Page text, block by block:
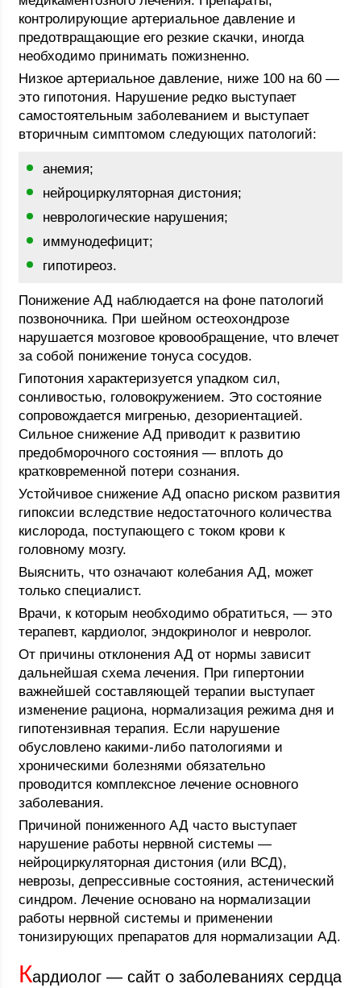
контролирующие артериальное давление и
предотвращающие его резкие скачки, иногда
необходимо принимать пожизненно.
Низкое артериальное давление, ниже 100 на 60 —
это гипотония. Нарушение редко выступает
самостоятельным заболеванием и выступает
вторичным симптомом следующих патологий:
анемия;
нейроциркуляторная дистония;
неврологические нарушения;
иммунодефицит;
гипотиреоз.
Понижение АД наблюдается на фоне патологий
позвоночника. При шейном остеохондрозе
нарушается мозговое кровообращение, что влечет
за собой понижение тонуса сосудов.
Гипотония характеризуется упадком сил,
сонливостью, головокружением. Это состояние
сопровождается мигренью, дезориентацией.
Сильное снижение АД приводит к развитию
предобморочного состояния — вплоть до
кратковременной потери сознания.
Устойчивое снижение АД опасно риском развития
гипоксии вследствие недостаточного количества
кислорода, поступающего с током крови к
головному мозгу.
Выяснить, что означают колебания АД, может
только специалист.
Врачи, к которым необходимо обратиться, — это
терапевт, кардиолог, эндокринолог и невролог.
От причины отклонения АД от нормы зависит
дальнейшая схема лечения. При гипертонии
важнейшей составляющей терапии выступает
изменение рациона, нормализация режима дня и
гипотензивная терапия. Если нарушение
обусловлено какими-либо патологиями и
хроническими болезнями обязательно
проводится комплексное лечение основного
заболевания.
Причиной пониженного АД часто выступает
нарушение работы нервной системы —
нейроциркуляторная дистония (или ВСД),
неврозы, депрессивные состояния, астенический
синдром. Лечение основано на нормализации
работы нервной системы и применении
тонизирующих препаратов для нормализации АД.
Кардиолог — сайт о заболеваниях сердца